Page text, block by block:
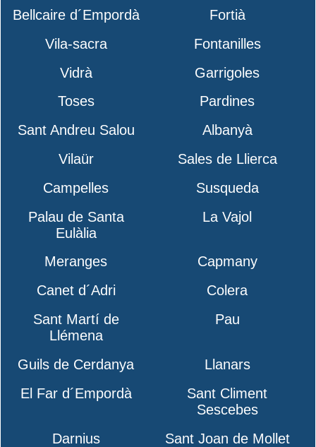
Bellcaire d´Empordà
Fortià
Vila-sacra
Fontanilles
Vidrà
Garrigoles
Toses
Pardines
Sant Andreu Salou
Albanyà
Vilaür
Sales de Llierca
Campelles
Susqueda
Palau de Santa
Eulàlia
La Vajol
Meranges
Capmany
Canet d´Adri
Colera
Sant Martí de
Llémena
Pau
Guils de Cerdanya
Llanars
El Far d´Empordà
Sant Climent
Sescebes
Darnius
Sant Joan de Mollet